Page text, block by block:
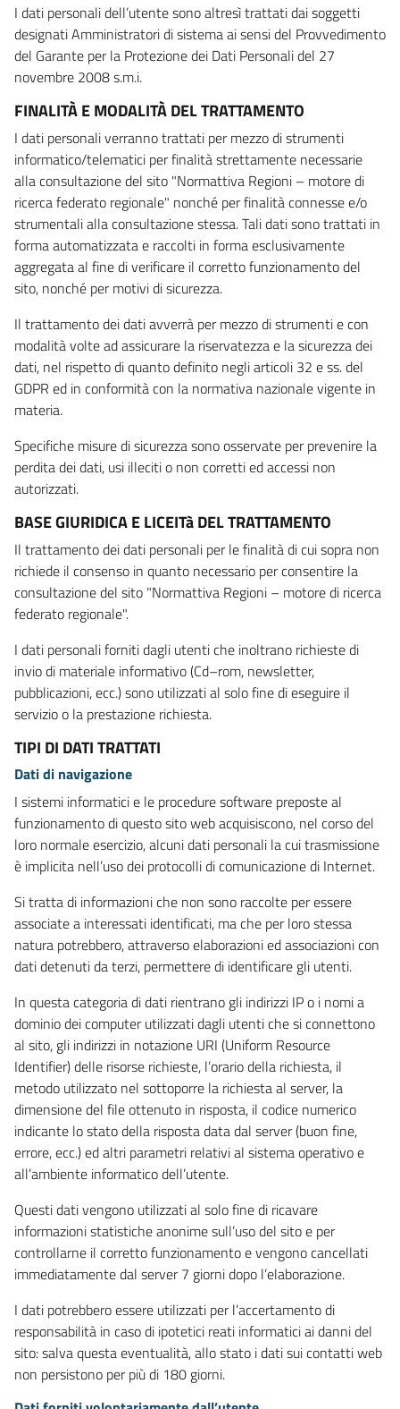
I dati personali dell’utente sono altresì trattati dai soggetti
designati Amministratori di sistema ai sensi del Provvedimento
del Garante per la Protezione dei Dati Personali del 27
novembre 2008 s.m.i.
FINALITÀ E MODALITÀ DEL TRATTAMENTO
I dati personali verranno trattati per mezzo di strumenti
informatico/telematici per finalità strettamente necessarie
alla consultazione del sito "Normattiva Regioni – motore di
ricerca federato regionale" nonché per finalità connesse e/o
strumentali alla consultazione stessa. Tali dati sono trattati in
forma automatizzata e raccolti in forma esclusivamente
aggregata al fine di verificare il corretto funzionamento del
sito, nonché per motivi di sicurezza.
Il trattamento dei dati avverrà per mezzo di strumenti e con
modalità volte ad assicurare la riservatezza e la sicurezza dei
dati, nel rispetto di quanto definito negli articoli 32 e ss. del
GDPR ed in conformità con la normativa nazionale vigente in
materia.
Specifiche misure di sicurezza sono osservate per prevenire la
perdita dei dati, usi illeciti o non corretti ed accessi non
autorizzati.
BASE GIURIDICA E LICEITà DEL TRATTAMENTO
Il trattamento dei dati personali per le finalità di cui sopra non
richiede il consenso in quanto necessario per consentire la
consultazione del sito "Normattiva Regioni – motore di ricerca
federato regionale".
I dati personali forniti dagli utenti che inoltrano richieste di
invio di materiale informativo (Cd–rom, newsletter,
pubblicazioni, ecc.) sono utilizzati al solo fine di eseguire il
servizio o la prestazione richiesta.
TIPI DI DATI TRATTATI
Dati di navigazione
I sistemi informatici e le procedure software preposte al
funzionamento di questo sito web acquisiscono, nel corso del
loro normale esercizio, alcuni dati personali la cui trasmissione
è implicita nell’uso dei protocolli di comunicazione di Internet.
Si tratta di informazioni che non sono raccolte per essere
associate a interessati identificati, ma che per loro stessa
natura potrebbero, attraverso elaborazioni ed associazioni con
dati detenuti da terzi, permettere di identificare gli utenti.
In questa categoria di dati rientrano gli indirizzi IP o i nomi a
dominio dei computer utilizzati dagli utenti che si connettono
al sito, gli indirizzi in notazione URI (Uniform Resource
Identifier) delle risorse richieste, l’orario della richiesta, il
metodo utilizzato nel sottoporre la richiesta al server, la
dimensione del file ottenuto in risposta, il codice numerico
indicante lo stato della risposta data dal server (buon fine,
errore, ecc.) ed altri parametri relativi al sistema operativo e
all’ambiente informatico dell’utente.
Questi dati vengono utilizzati al solo fine di ricavare
informazioni statistiche anonime sull’uso del sito e per
controllarne il corretto funzionamento e vengono cancellati
immediatamente dal server 7 giorni dopo l’elaborazione.
I dati potrebbero essere utilizzati per l’accertamento di
responsabilità in caso di ipotetici reati informatici ai danni del
sito: salva questa eventualità, allo stato i dati sui contatti web
non persistono per più di 180 giorni.